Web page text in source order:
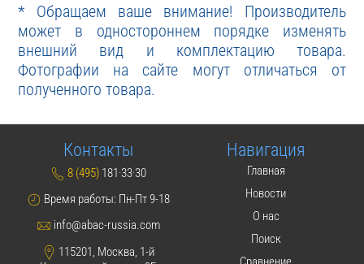
* Обращаем ваше внимание! Производитель
может в одностороннем порядке изменять
внешний вид и комплектацию товара.
Фотографии на сайте могут отличаться от
полученного товара.
Контакты
8 (495) 181·33·30
Время работы: Пн-Пт 9-18
info@abac-russia.com
115201, Москва, 1-й
Навигация
Главная
Новости
О нас
Поиск